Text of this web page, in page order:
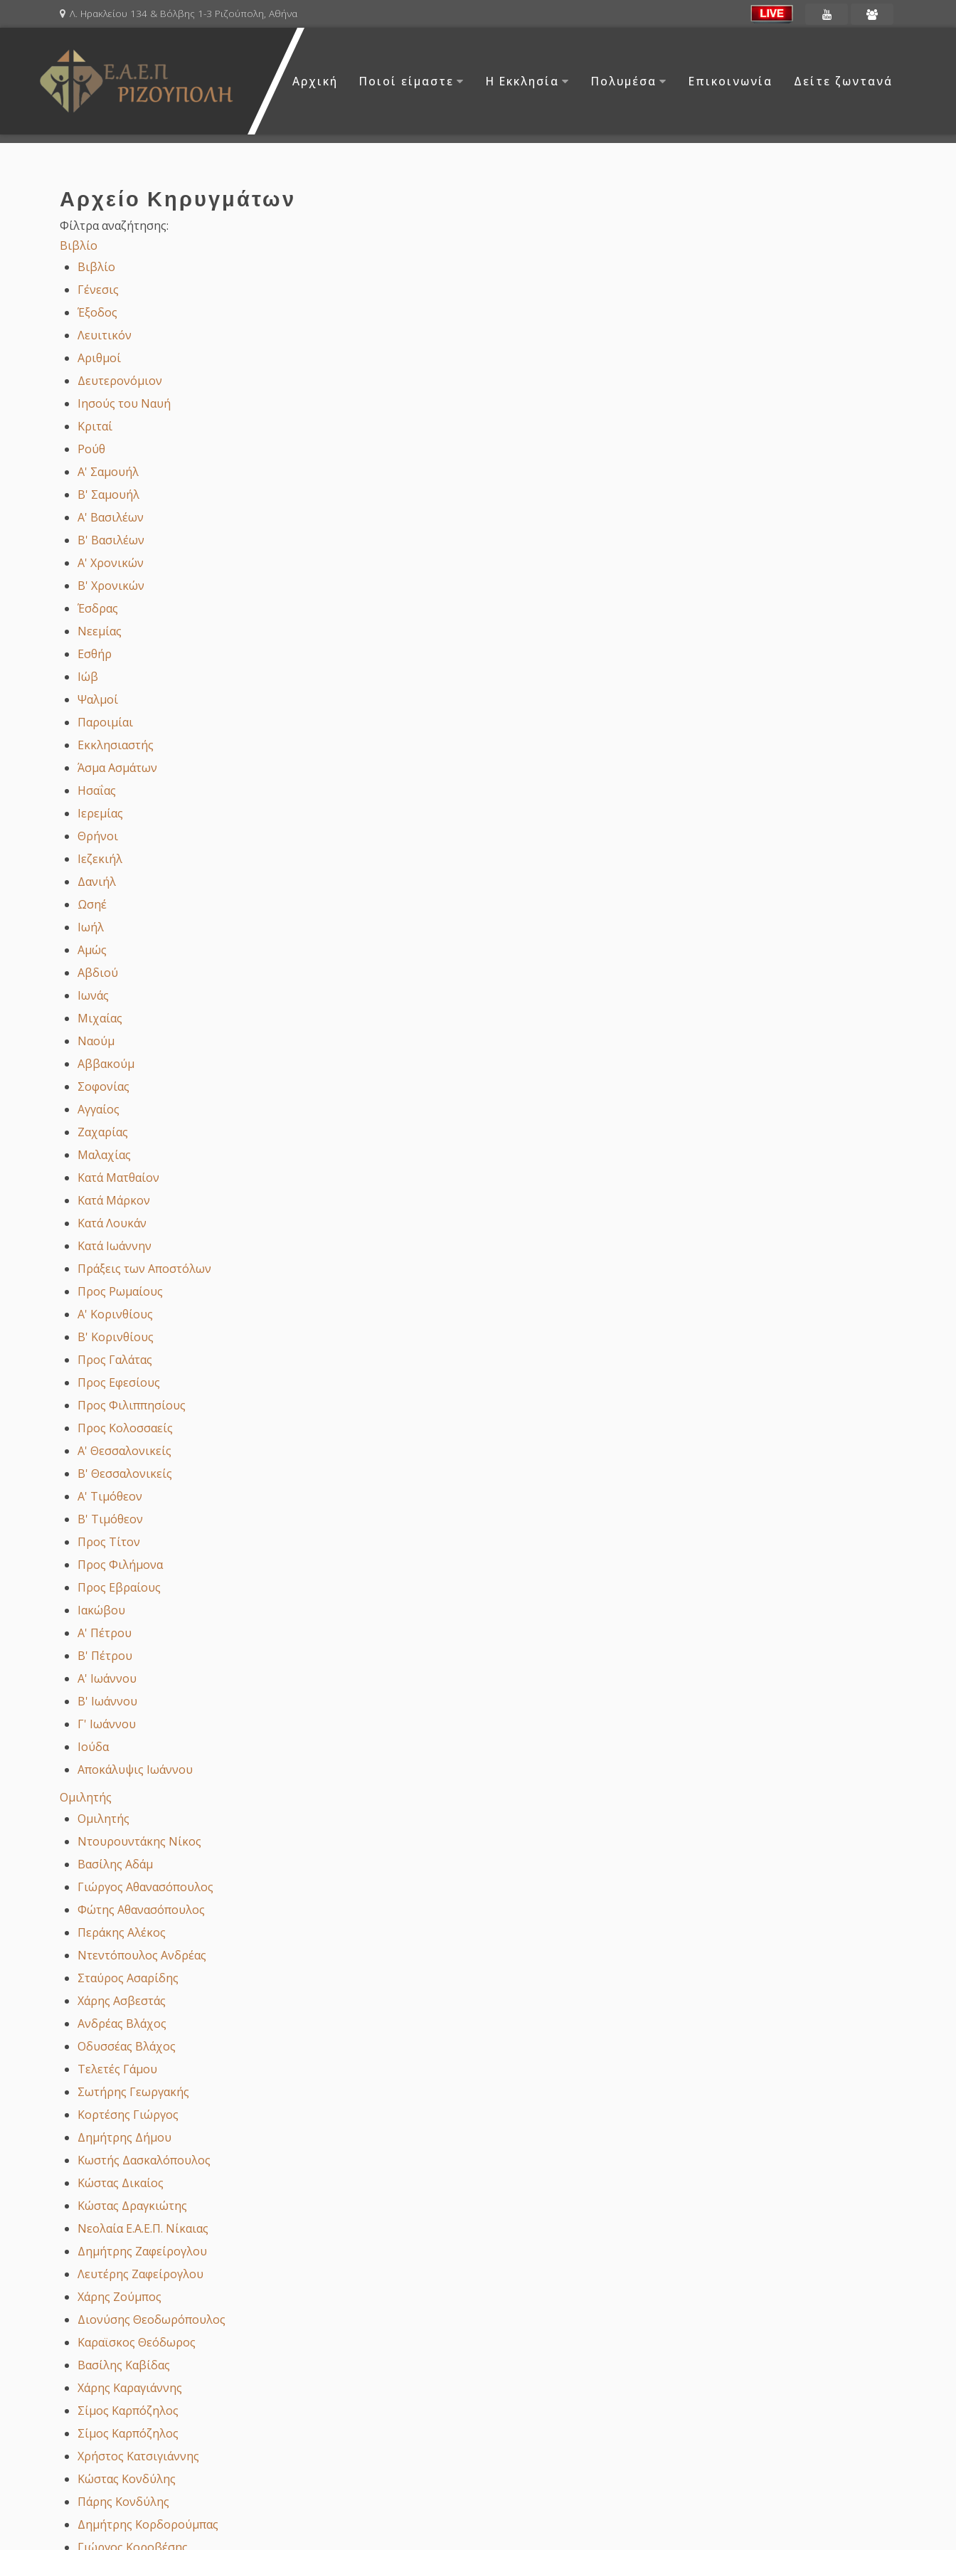
Λ. Ηρακλείου 134 & Βόλβης 1-3 Ριζούπολη, Αθήνα
Αρχική Ποιοί είμαστε Η Εκκλησία Πολυμέσα Επικοινωνία Δείτε ζωντανά
Αρχείο Κηρυγμάτων
Φίλτρα αναζήτησης:
Βιβλίο
Βιβλίο
Γένεσις
Έξοδος
Λευιτικόν
Αριθμοί
Δευτερονόμιον
Ιησούς του Ναυή
Κριταί
Ρούθ
Α' Σαμουήλ
Β' Σαμουήλ
Α' Βασιλέων
Β' Βασιλέων
Α' Χρονικών
Β' Χρονικών
Έσδρας
Νεεμίας
Εσθήρ
Ιώβ
Ψαλμοί
Παροιμίαι
Εκκλησιαστής
Άσμα Ασμάτων
Ησαΐας
Ιερεμίας
Θρήνοι
Ιεζεκιήλ
Δανιήλ
Ωσηέ
Ιωήλ
Αμώς
Αβδιού
Ιωνάς
Μιχαίας
Ναούμ
Αββακούμ
Σοφονίας
Αγγαίος
Ζαχαρίας
Μαλαχίας
Κατά Ματθαίον
Κατά Μάρκον
Κατά Λουκάν
Κατά Ιωάννην
Πράξεις των Αποστόλων
Προς Ρωμαίους
Α' Κορινθίους
Β' Κορινθίους
Προς Γαλάτας
Προς Εφεσίους
Προς Φιλιππησίους
Προς Κολοσσαείς
Α' Θεσσαλονικείς
Β' Θεσσαλονικείς
Α' Τιμόθεον
Β' Τιμόθεον
Προς Τίτον
Προς Φιλήμονα
Προς Εβραίους
Ιακώβου
Α' Πέτρου
Β' Πέτρου
Α' Ιωάννου
Β' Ιωάννου
Γ' Ιωάννου
Ιούδα
Αποκάλυψις Ιωάννου
Ομιλητής
Ομιλητής
Ντουρουντάκης Νίκος
Βασίλης Αδάμ
Γιώργος Αθανασόπουλος
Φώτης Αθανασόπουλος
Περάκης Αλέκος
Ντεντόπουλος Ανδρέας
Σταύρος Ασαρίδης
Χάρης Ασβεστάς
Ανδρέας Βλάχος
Οδυσσέας Βλάχος
Τελετές Γάμου
Σωτήρης Γεωργακής
Κορτέσης Γιώργος
Δημήτρης Δήμου
Κωστής Δασκαλόπουλος
Κώστας Δικαίος
Κώστας Δραγκιώτης
Νεολαία Ε.Α.Ε.Π. Νίκαιας
Δημήτρης Ζαφείρογλου
Λευτέρης Ζαφείρογλου
Χάρης Ζούμπος
Διονύσης Θεοδωρόπουλος
Καραϊσκος Θεόδωρος
Βασίλης Καβίδας
Χάρης Καραγιάννης
Σίμος Καρπόζηλος
Σίμος Καρπόζηλος
Χρήστος Κατσιγιάννης
Κώστας Κονδύλης
Πάρης Κονδύλης
Δημήτρης Κορδορούμπας